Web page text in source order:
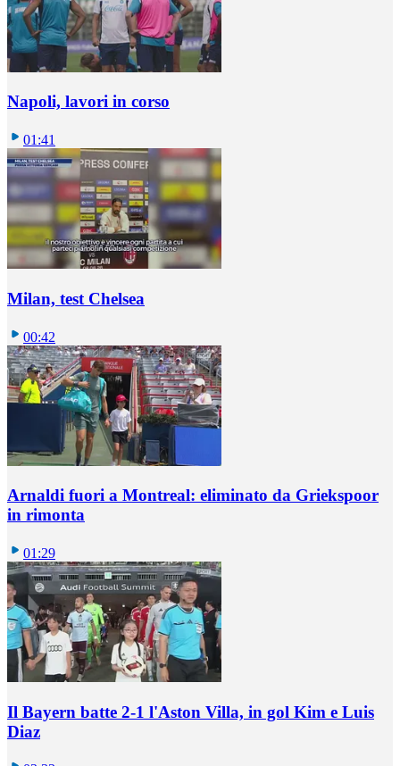
Napoli, lavori in corso
01:41
Milan, test Chelsea
00:42
Arnaldi fuori a Montreal: eliminato da Griekspoor
in rimonta
01:29
Il Bayern batte 2-1 l'Aston Villa, in gol Kim e Luis
Diaz